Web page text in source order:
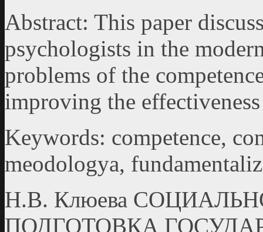
Abstract: This paper
psychologists in the
problems of the
improving the
Keywords: competence,
meodologya,
Н.В. Клюева
ПОДГОТОВКА